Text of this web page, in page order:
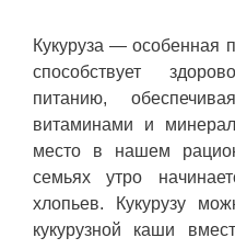
Кукуруза — особенная
способствует
питанию,
витаминами и
место в нашем
семьях утро
хлопьев. Кукурузу
кукурузной каши